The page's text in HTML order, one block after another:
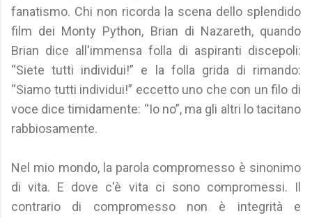
fanatismo. Chi non ricorda la scena dello splendido
film dei Monty Python, Brian di Nazareth, quando
Brian dice all'immensa folla di aspiranti discepoli:
“Siete tutti individui!” e la folla grida di rimando:
“Siamo tutti individui!” eccetto uno che con un filo di
voce dice timidamente: “Io no”, ma gli altri lo tacitano
rabbiosamente.
Nel mio mondo, la parola compromesso è sinonimo
di vita. E dove c'è vita ci sono compromessi. Il
contrario di compromesso non è integrità e